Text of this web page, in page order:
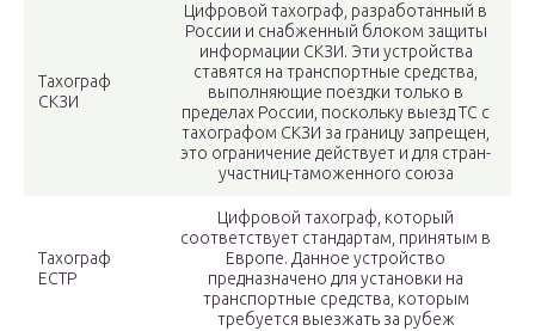
Тахограф
СКЗИ
Цифровой тахограф, разработанный в
России и снабженный блоком защиты
информации СКЗИ. Эти устройства
ставятся на транспортные средства,
выполняющие поездки только в
пределах России, поскольку выезд ТС с
тахографом СКЗИ за границу запрещен,
это ограничение действует и для стран-
участниц-таможенного союза
Тахограф
ЕСТР
Цифровой тахограф, который
соответствует стандартам, принятым в
Европе. Данное устройство
предназначено для установки на
транспортные средства, которым
требуется выезжать за рубеж